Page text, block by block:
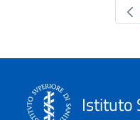
Istituto